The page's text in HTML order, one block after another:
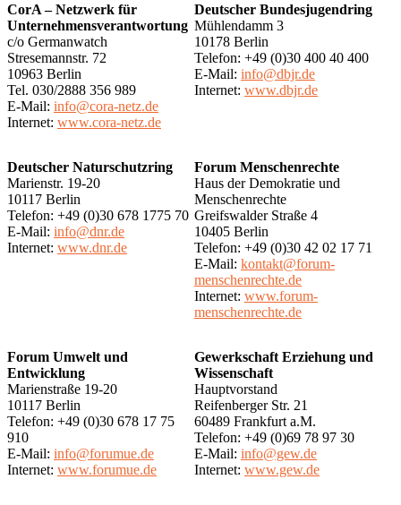
CorA – Netzwerk für
Unternehmensverantwortung
c/o Germanwatch
Stresemannstr. 72
10963 Berlin
Tel. 030/2888 356 989
E-Mail: info@cora-netz.de
Internet: www.cora-netz.de
Deutscher Bundesjugendring
Mühlendamm 3
10178 Berlin
Telefon: +49 (0)30 400 40 400
E-Mail: info@dbjr.de
Internet: www.dbjr.de
Deutscher Naturschutzring
Marienstr. 19-20
10117 Berlin
Telefon: +49 (0)30 678 1775 70
E-Mail: info@dnr.de
Internet: www.dnr.de
Forum Menschenrechte
Haus der Demokratie und
Menschenrechte
Greifswalder Straße 4
10405 Berlin
Telefon: +49 (0)30 42 02 17 71
E-Mail: kontakt@forum-
menschenrechte.de
Internet: www.forum-
menschenrechte.de
Forum Umwelt und
Entwicklung
Marienstraße 19-20
10117 Berlin
Telefon: +49 (0)30 678 17 75
910
E-Mail: info@forumue.de
Internet: www.forumue.de
Gewerkschaft Erziehung und
Wissenschaft
Hauptvorstand
Reifenberger Str. 21
60489 Frankfurt a.M.
Telefon: +49 (0)69 78 97 30
E-Mail: info@gew.de
Internet: www.gew.de